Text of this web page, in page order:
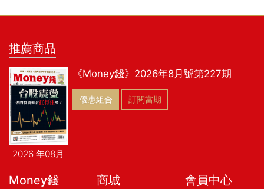
推薦商品
2026 年08月
《Money錢》2026年8月號第227期
優惠組合 訂閱當期
Money錢 商城 會員中心